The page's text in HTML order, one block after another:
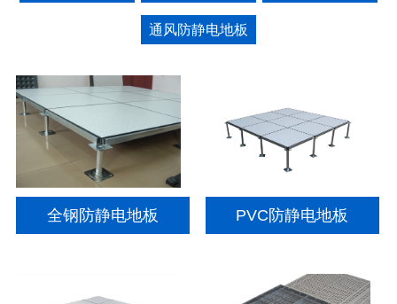
通风防静电地板
全钢防静电地板 PVC防静电地板